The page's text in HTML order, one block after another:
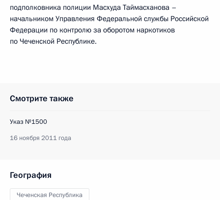
подполковника полиции Масхуда Таймасханова –
начальником Управления Федеральной службы Российской
Федерации по контролю за оборотом наркотиков
по Чеченской Республике.
Смотрите также
Указ №1500
16 ноября 2011 года
География
Чеченская Республика